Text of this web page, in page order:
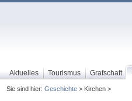
Aktuelles Tourismus Grafschaft
Sie sind hier: Geschichte> Kirchen >